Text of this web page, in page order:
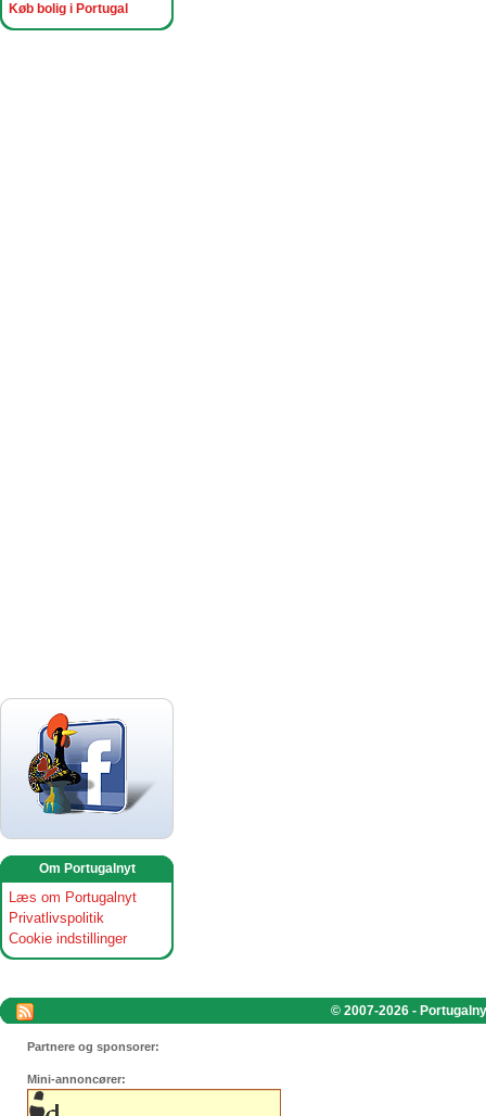
Køb bolig i Portugal
Om Portugalnyt
Læs om Portugalnyt
Privatlivspolitik
Cookie indstillinger
© 2007-2026 -
Partnere og sponsorer:
Mini-annoncører: